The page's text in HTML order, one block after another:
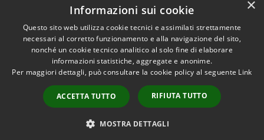
Accessibilità Privacy Cookie
Mappa del sito
Dichiarazione di accessibilità
Copyright © 2026 • Comune di Sambuca Pistoiese • Powered by
Municipium•Accesso redazione
×
Informazioni sui cookie
Questo sito web utilizza cookie tecnici e assimilati strettamente
necessari al corretto funzionamento e alla navigazione del sito,
nonché un cookie tecnico analitico al solo fine di elaborare
informazioni statistiche, aggregate e anonime.
Per maggiori dettagli, può consultare la cookie policy al seguente Link
ACCETTA TUTTO RIFIUTA TUTTO
MOSTRA DETTAGLI